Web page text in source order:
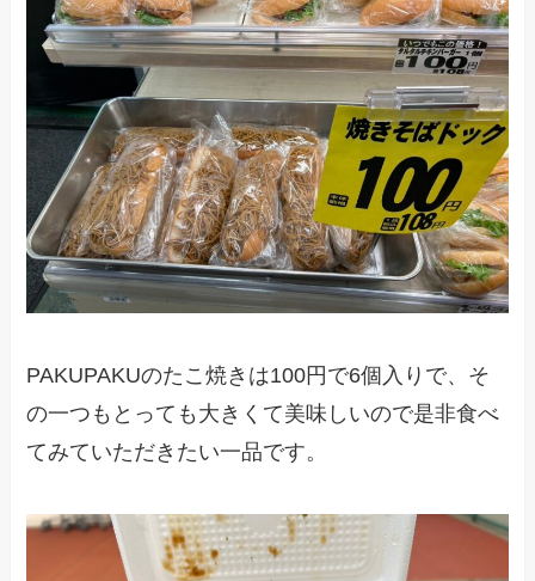
PAKUPAKUのたこ焼きは100円で6個入りで、そ
の一つもとっても大きくて美味しいので是非食べ
てみていただきたい一品です。